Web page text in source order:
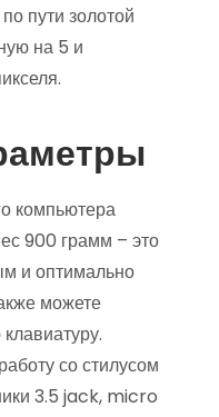
пути золотой
на 5 и
компьютера
900 грамм – это
и оптимально
можете
со стилусом
3.5 jack, micro